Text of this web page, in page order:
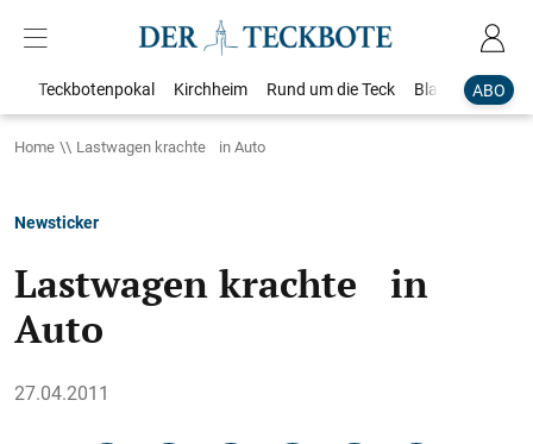
ABO
Teckbotenpokal Kirchheim Rund um die Teck Blaulicht
Home Lastwagen krachte in Auto
Newsticker
Lastwagen krachte in
Auto
27.04.2011